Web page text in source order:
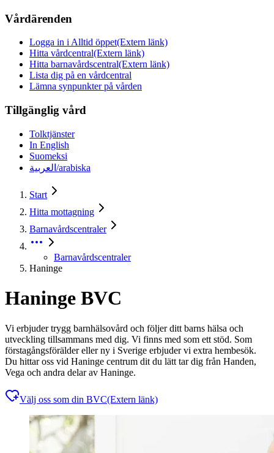
Vårdärenden
Logga in i Alltid öppet(Extern länk)
Hitta vårdcentral(Extern länk)
Hitta barnavårdscentral(Extern länk)
Lista dig på en vårdcentral
Lämna synpunkter på vården
Tillgänglig vård
Tolktjänster
In English
Suomeksi
العربية/arabiska
Start
Hitta mottagning
Barnavårdscentraler
Barnavårdscentraler
Haninge
Haninge BVC
Vi erbjuder trygg barnhälsovård och följer ditt barns hälsa och
utveckling tillsammans med dig. Vi finns med som ett stöd. Som
förstagångsförälder eller ny i Sverige erbjuder vi extra hembesök.
Du hittar oss vid Haninge centrum dit du lätt tar dig från Handen,
Vega och andra delar av Haninge.
Välj oss som din BVC(Extern länk)